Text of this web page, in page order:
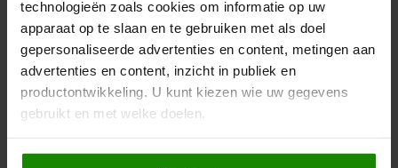
technologieën zoals cookies om informatie op uw
apparaat op te slaan en te gebruiken met als doel
gepersonaliseerde advertenties en content, metingen aan
advertenties en content, inzicht in publiek en
productontwikkeling. U kunt kiezen wie uw gegevens
gebruikt en met welke doelen.
Als u het toestaat, willen we ook graag: